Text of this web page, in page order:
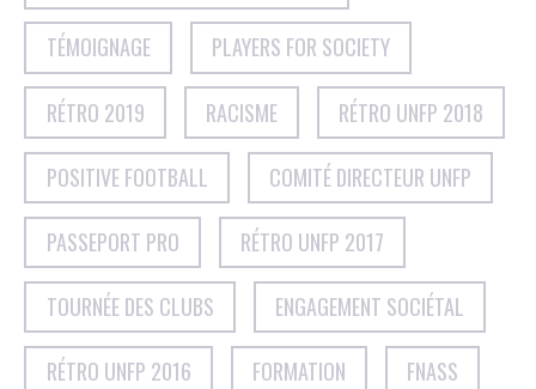
TÉMOIGNAGE PLAYERS FOR SOCIETY
RÉTRO 2019 RACISME RÉTRO UNFP 2018
POSITIVE FOOTBALL COMITÉ DIRECTEUR UNFP
PASSEPORT PRO RÉTRO UNFP 2017
TOURNÉE DES CLUBS ENGAGEMENT SOCIÉTAL
RÉTRO UNFP 2016 FORMATION FNASS